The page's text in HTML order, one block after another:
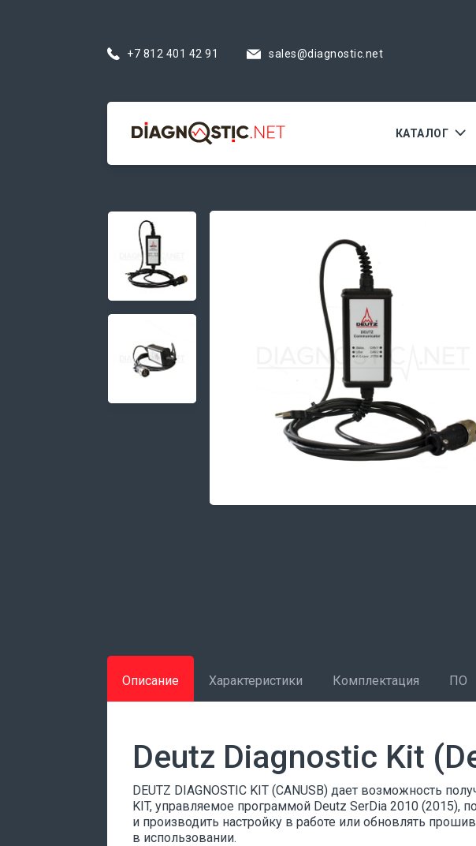
+7 812 401 42 91
sales@diagnostic.net
КАТАЛОГ
Описание Характеристики Комплектация ПО
Deutz Diagnostic Kit
DEUTZ DIAGNOSTIC KIT (CANUSB) дает возможность
KIT, управляемое программой Deutz SerDia 2010 (2015),
и производить настройку в работе или обновлять
в использовании.